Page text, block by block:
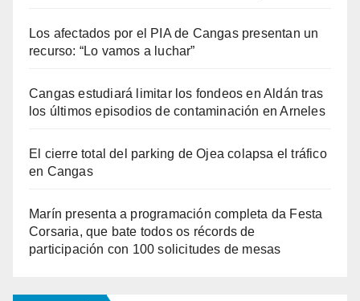
Los afectados por el PIA de Cangas presentan un
recurso: “Lo vamos a luchar”
Cangas estudiará limitar los fondeos en Aldán tras
los últimos episodios de contaminación en Arneles
El cierre total del parking de Ojea colapsa el tráfico
en Cangas
Marín presenta a programación completa da Festa
Corsaria, que bate todos os récords de
participación con 100 solicitudes de mesas